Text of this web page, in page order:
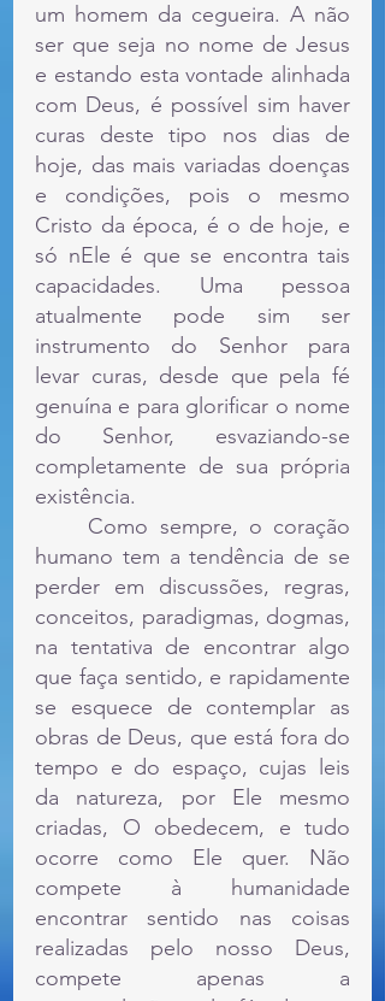
um homem da cegueira. A não
ser que seja no nome de Jesus
e estando esta vontade alinhada
com Deus, é possível sim haver
curas deste tipo nos dias de
hoje, das mais variadas doenças
e condições, pois o mesmo
Cristo da época, é o de hoje, e
só nEle é que se encontra tais
capacidades. Uma pessoa
atualmente pode sim ser
instrumento do Senhor para
levar curas, desde que pela fé
genuína e para glorificar o nome
do Senhor, esvaziando-se
completamente de sua própria
existência.
humano tem a tendência de se
perder em discussões, regras,
conceitos, paradigmas, dogmas,
na tentativa de encontrar algo
que faça sentido, e rapidamente
se esquece de contemplar as
obras de Deus, que está fora do
tempo e do espaço, cujas leis
da natureza, por Ele mesmo
criadas, O obedecem, e tudo
ocorre como Ele quer. Não
compete à humanidade
encontrar sentido nas coisas
realizadas pelo nosso Deus,
compete apenas a